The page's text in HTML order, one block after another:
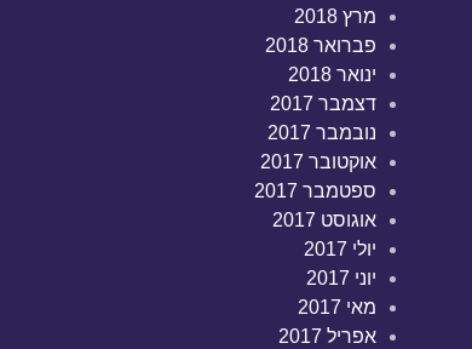
מרץ 2018
פברואר 2018
ינואר 2018
דצמבר 2017
נובמבר 2017
אוקטובר 2017
ספטמבר 2017
אוגוסט 2017
יולי 2017
יוני 2017
מאי 2017
אפריל 2017